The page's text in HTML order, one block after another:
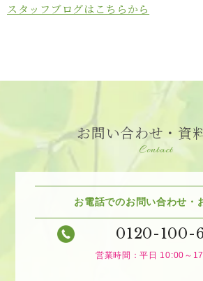
スタッフブログはこちらから
お問い合わせ・資
Contact
お電話でのお問い合わせ・
0120-100-
営業時間：平日 10:00～